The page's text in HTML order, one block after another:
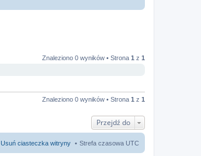
Znaleziono 0 wyników • Strona 1 z 1
Znaleziono 0 wyników • Strona 1 z 1
Przejdź do
Strefa czasowa UTC
Usuń ciasteczka witryny